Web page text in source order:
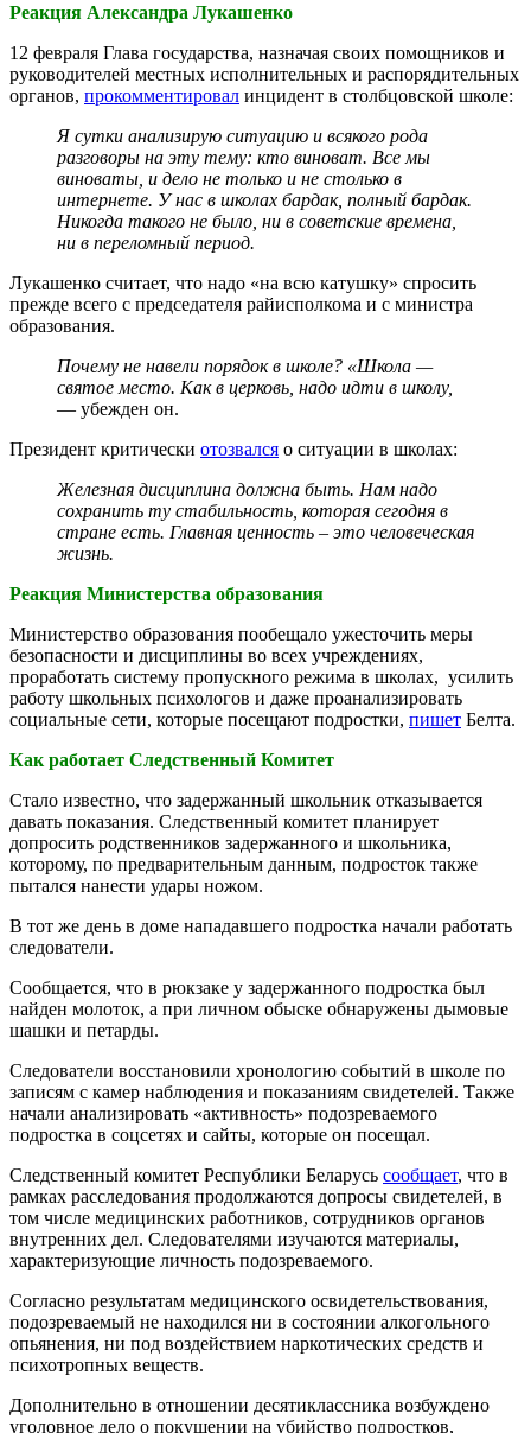
Реакция Александра Лукашенко
12 февраля Глава государства, назначая своих помощников и
руководителей местных исполнительных и распорядительных
органов, прокомментировал инцидент в столбцовской школе:
Я сутки анализирую ситуацию и всякого рода
разговоры на эту тему: кто виноват. Все мы
виноваты, и дело не только и не столько в
интернете. У нас в школах бардак, полный бардак.
Никогда такого не было, ни в советские времена,
ни в переломный период.
Лукашенко считает, что надо «на всю катушку» спросить
прежде всего с председателя райисполкома и с министра
образования.
Почему не навели порядок в школе? «Школа —
святое место. Как в церковь, надо идти в школу,
— убежден он.
Президент критически отозвался о ситуации в школах:
Железная дисциплина должна быть. Нам надо
сохранить ту стабильность, которая сегодня в
стране есть. Главная ценность – это человеческая
жизнь.
Реакция Министерства образования
Министерство образования пообещало ужесточить меры
безопасности и дисциплины во всех учреждениях,
проработать систему пропускного режима в школах, усилить
работу школьных психологов и даже проанализировать
социальные сети, которые посещают подростки, пишет Белта.
Как работает Следственный Комитет
Стало известно, что задержанный школьник отказывается
давать показания. Следственный комитет планирует
допросить родственников задержанного и школьника,
которому, по предварительным данным, подросток также
пытался нанести удары ножом.
В тот же день в доме нападавшего подростка начали работать
следователи.
Сообщается, что в рюкзаке у задержанного подростка был
найден молоток, а при личном обыске обнаружены дымовые
шашки и петарды.
Следователи восстановили хронологию событий в школе по
записям с камер наблюдения и показаниям свидетелей. Также
начали анализировать «активность» подозреваемого
подростка в соцсетях и сайты, которые он посещал.
Следственный комитет Республики Беларусь сообщает, что в
рамках расследования продолжаются допросы свидетелей, в
том числе медицинских работников, сотрудников органов
внутренних дел. Следователями изучаются материалы,
характеризующие личность подозреваемого.
Согласно результатам медицинского освидетельствования,
подозреваемый не находился ни в состоянии алкогольного
опьянения, ни под воздействием наркотических средств и
психотропных веществ.
Дополнительно в отношении десятиклассника возбуждено
уголовное дело о покушении на убийство подростков,